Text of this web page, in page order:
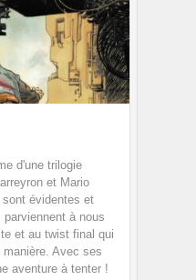
d'une trilogie
et Mario
évidentes et
à nous
et au twist final qui
manière. Avec ses
aventure à tenter !